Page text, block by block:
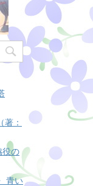
著：
役の
青い